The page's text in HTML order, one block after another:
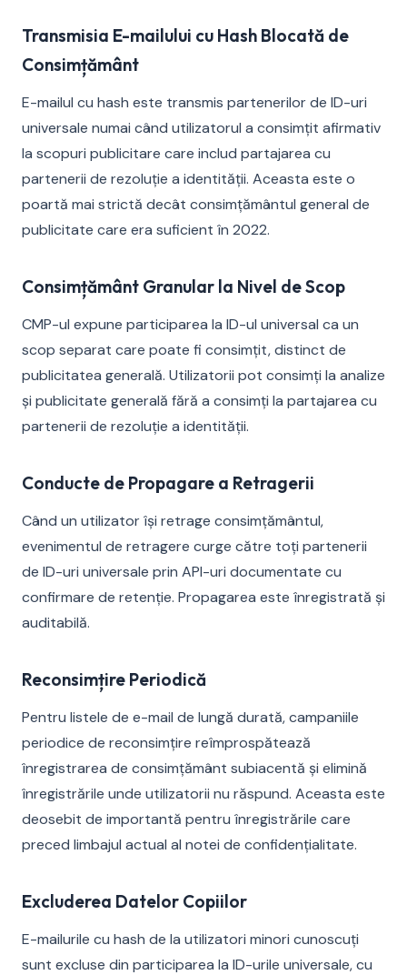
Transmisia E-mailului cu Hash Blocată de
Consimțământ
E-mailul cu hash este transmis partenerilor de ID-uri
universale numai când utilizatorul a consimțit afirmativ
la scopuri publicitare care includ partajarea cu
partenerii de rezoluție a identității. Aceasta este o
poartă mai strictă decât consimțământul general de
publicitate care era suficient în 2022.
Consimțământ Granular la Nivel de Scop
CMP-ul expune participarea la ID-ul universal ca un
scop separat care poate fi consimțit, distinct de
publicitatea generală. Utilizatorii pot consimți la analize
și publicitate generală fără a consimți la partajarea cu
partenerii de rezoluție a identității.
Conducte de Propagare a Retragerii
Când un utilizator își retrage consimțământul,
evenimentul de retragere curge către toți partenerii
de ID-uri universale prin API-uri documentate cu
confirmare de retenție. Propagarea este înregistrată și
auditabilă.
Reconsimțire Periodică
Pentru listele de e-mail de lungă durată, campaniile
periodice de reconsimțire reîmprospătează
înregistrarea de consimțământ subiacentă și elimină
înregistrările unde utilizatorii nu răspund. Aceasta este
deosebit de importantă pentru înregistrările care
preced limbajul actual al notei de confidențialitate.
Excluderea Datelor Copiilor
E-mailurile cu hash de la utilizatori minori cunoscuți
sunt excluse din participarea la ID-urile universale, cu